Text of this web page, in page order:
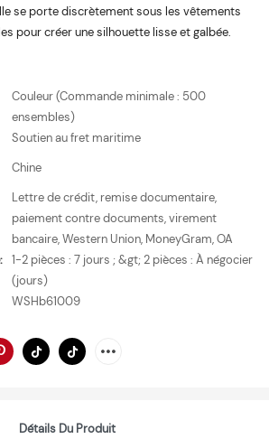
se porte discrètement sous les vêtements
pour créer une silhouette lisse et galbée.
Couleur (Commande minimale : 500
ensembles)
Soutien au fret maritime
Chine
Lettre de crédit, remise documentaire,
paiement contre documents, virement
bancaire, Western Union, MoneyGram, OA
1-2 pièces : 7 jours ; &gt; 2 pièces : À négocier
(jours)
WSHb61009
Détails Du Produit